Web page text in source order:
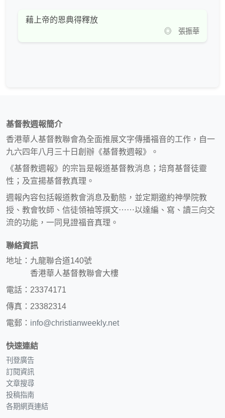
藉上帝的恩典得釋放
◎ 張振華
基督教週報簡介
香港華人基督教聯會為全面推展文字傳播福音的工作，自一
九六四年八月三十日創辦《基督教週報》。
《基督教週報》的宗旨是報道基督教消息；培育基督徒靈
性；及宣揚基督教真理。
週報內容包括報道教會消息及動態，並定期邀約神學院教
授、教會牧師、信徒領袖等撰文⋯⋯以達編、寫、讀三向交
流的功能，一同見證福音真理。
聯絡資訊
地址：九龍聯合道140號
香港華人基督教聯會大樓
電話：23374171
傳真：23382314
電郵： info@christianweekly.net
快速連結
刊登廣告
訂閱資訊
文章搜尋
投稿指南
各期網頁連結